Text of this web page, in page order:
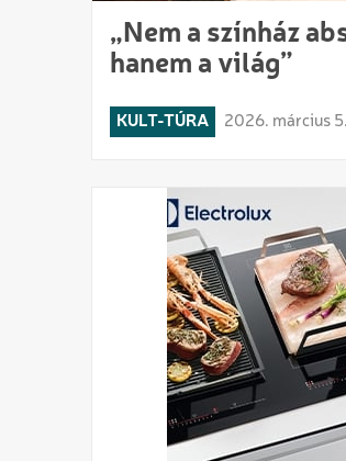
„Nem a színház
hanem a világ”
KULT-TÚRA 2026. március 5.